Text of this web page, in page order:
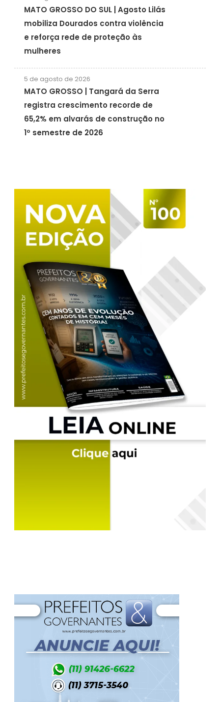
MATO GROSSO DO SUL | Agosto Lilás
mobiliza Dourados contra violência
e reforça rede de proteção às
mulheres
5 de agosto de 2026
MATO GROSSO | Tangará da Serra
registra crescimento recorde de
65,2% em alvarás de construção no
1º semestre de 2026